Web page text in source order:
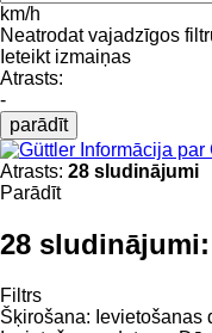
km/h
Neatrodat vajadzīgos
Ieteikt izmaiņas
Atrasts:
-
parādīt
Informācija par
Atrasts: 28 sludinājumi
Parādīt
28 sludinājumi:
Filtrs
Šķirošana: Ievietošanas